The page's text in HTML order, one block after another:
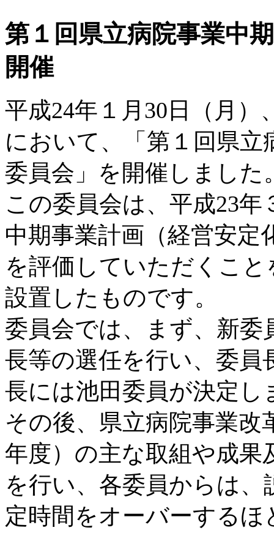
第１回県立病院事業中
開催
平成24年１月30日（月
において、「第１回県立
委員会」を開催しました
この委員会は、平成23
中期事業計画（経営安定
を評価していただくこ
設置したものです。
委員会では、まず、新委
長等の選任を行い、委員
長には池田委員が決定し
その後、県立病院事業改
年度）の主な取組や成果
を行い、各委員からは
定時間をオーバーする